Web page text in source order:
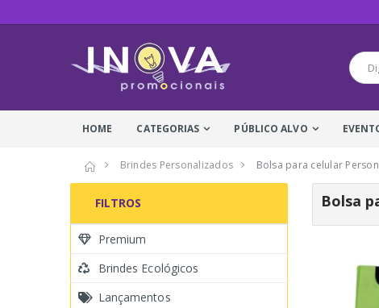
HOME CATEGORIAS PÚBLICO ALVO
Brindes Personalizados Bolsa para celular
Bolsa
FILTROS
Premium
Brindes Ecológicos
Lançamentos